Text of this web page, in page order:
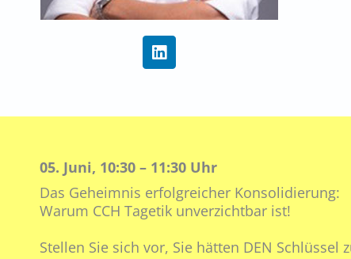
L
i
n
n
05. Juni, 10:30 – 11:30 Uhr
Das Geheimnis erfolgreicher Konsolidierung:
Warum CCH Tagetik unverzichtbar ist!
Stellen Sie sich vor, Sie hätten DEN